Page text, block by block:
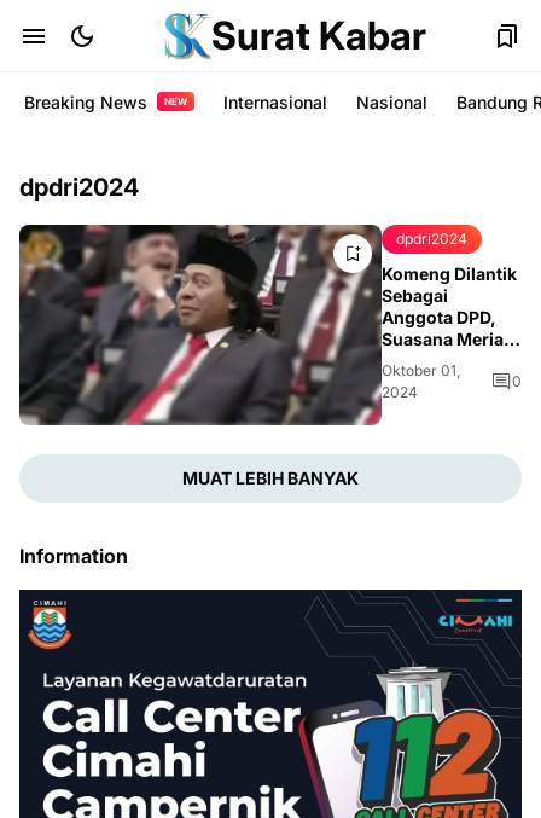
Surat Kabar
Breaking News NEW Internasional Nasional Bandung
dpdri2024
dpdri2024
Komeng Dilantik
Sebagai
Anggota DPD,
Suasana Meriah
di Gedung
MPR/DPR RI
Oktober 01,
2024
0
MUAT LEBIH BANYAK
Information